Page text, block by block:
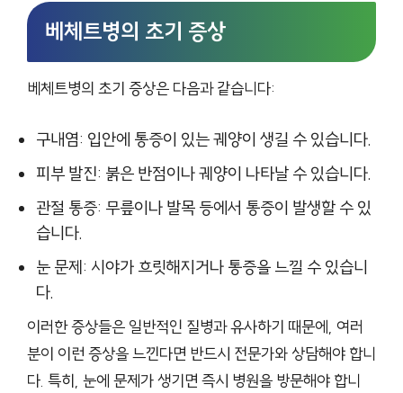
베체트병의 초기 증상
베체트병의 초기 증상은 다음과 같습니다:
구내염: 입안에 통증이 있는 궤양이 생길 수 있습니다.
피부 발진: 붉은 반점이나 궤양이 나타날 수 있습니다.
관절 통증: 무릎이나 발목 등에서 통증이 발생할 수 있
습니다.
눈 문제: 시야가 흐릿해지거나 통증을 느낄 수 있습니
다.
이러한 증상들은 일반적인 질병과 유사하기 때문에, 여러
분이 이런 증상을 느낀다면 반드시 전문가와 상담해야 합니
다. 특히, 눈에 문제가 생기면 즉시 병원을 방문해야 합니